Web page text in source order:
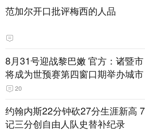
范加尔开口批评梅西的人品
8月31号迎战黎巴嫩 官方：诸暨市
将成为世预赛第四窗口期举办城市
20
约翰内斯22分钟砍27分生涯新高 7
记三分创自由人队史替补纪录